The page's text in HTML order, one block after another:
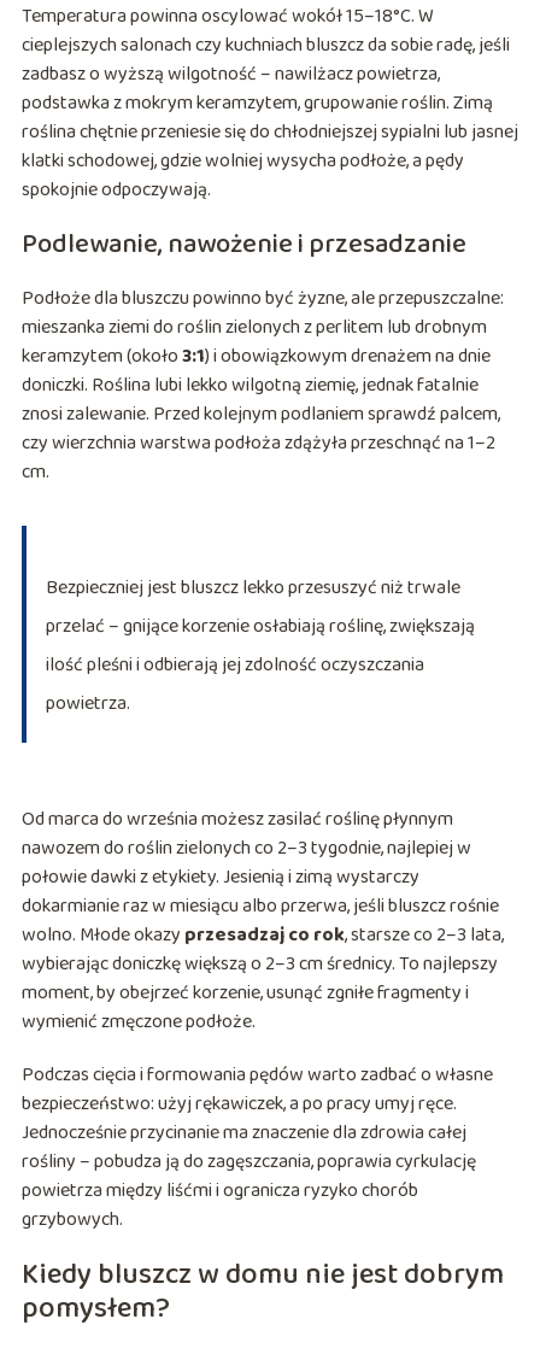
Temperatura powinna oscylować wokół 15–18°C. W
cieplejszych salonach czy kuchniach bluszcz da sobie radę, jeśli
zadbasz o wyższą wilgotność – nawilżacz powietrza,
podstawka z mokrym keramzytem, grupowanie roślin. Zimą
roślina chętnie przeniesie się do chłodniejszej sypialni lub jasnej
klatki schodowej, gdzie wolniej wysycha podłoże, a pędy
spokojnie odpoczywają.
Podlewanie, nawożenie i przesadzanie
Podłoże dla bluszczu powinno być żyzne, ale przepuszczalne:
mieszanka ziemi do roślin zielonych z perlitem lub drobnym
keramzytem (około3:1) i obowiązkowym drenażem na dnie
doniczki. Roślina lubi lekko wilgotną ziemię, jednak fatalnie
znosi zalewanie. Przed kolejnym podlaniem sprawdź palcem,
czy wierzchnia warstwa podłoża zdążyła przeschnąć na 1–2
cm.
Bezpieczniej jest bluszcz lekko przesuszyć niż trwale
przelać – gnijące korzenie osłabiają roślinę, zwiększają
ilość pleśni i odbierają jej zdolność oczyszczania
powietrza.
Od marca do września możesz zasilać roślinę płynnym
nawozem do roślin zielonych co 2–3 tygodnie, najlepiej w
połowie dawki z etykiety. Jesienią i zimą wystarczy
dokarmianie raz w miesiącu albo przerwa, jeśli bluszcz rośnie
wolno. Młode okazy przesadzaj co rok, starsze co 2–3 lata,
wybierając doniczkę większą o 2–3 cm średnicy. To najlepszy
moment, by obejrzeć korzenie, usunąć zgniłe fragmenty i
wymienić zmęczone podłoże.
Podczas cięcia i formowania pędów warto zadbać o własne
bezpieczeństwo: użyj rękawiczek, a po pracy umyj ręce.
Jednocześnie przycinanie ma znaczenie dla zdrowia całej
rośliny – pobudza ją do zagęszczania, poprawia cyrkulację
powietrza między liśćmi i ogranicza ryzyko chorób
grzybowych.
Kiedy bluszcz w domu nie jest dobrym
pomysłem?